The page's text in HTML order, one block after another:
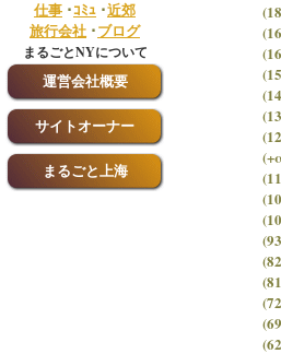
仕事 ･ｺﾐｭ ･近郊
旅行会社 ･ブログ
まるごとNYについて
運営会社概要
サイトオーナー
まるごと上海